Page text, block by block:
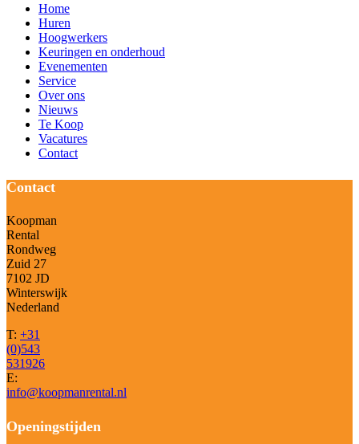
Home
Huren
Hoogwerkers
Keuringen en onderhoud
Evenementen
Service
Over ons
Nieuws
Te Koop
Vacatures
Contact
Contact
Koopman
Rental
Rondweg
Zuid 27
7102 JD
Winterswijk
Nederland
T: +31
(0)543
531926
E:
info@koopmanrental.nl
Openingstijden